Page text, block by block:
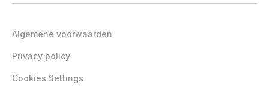
Algemene voorwaarden
Privacy policy
Cookies Settings